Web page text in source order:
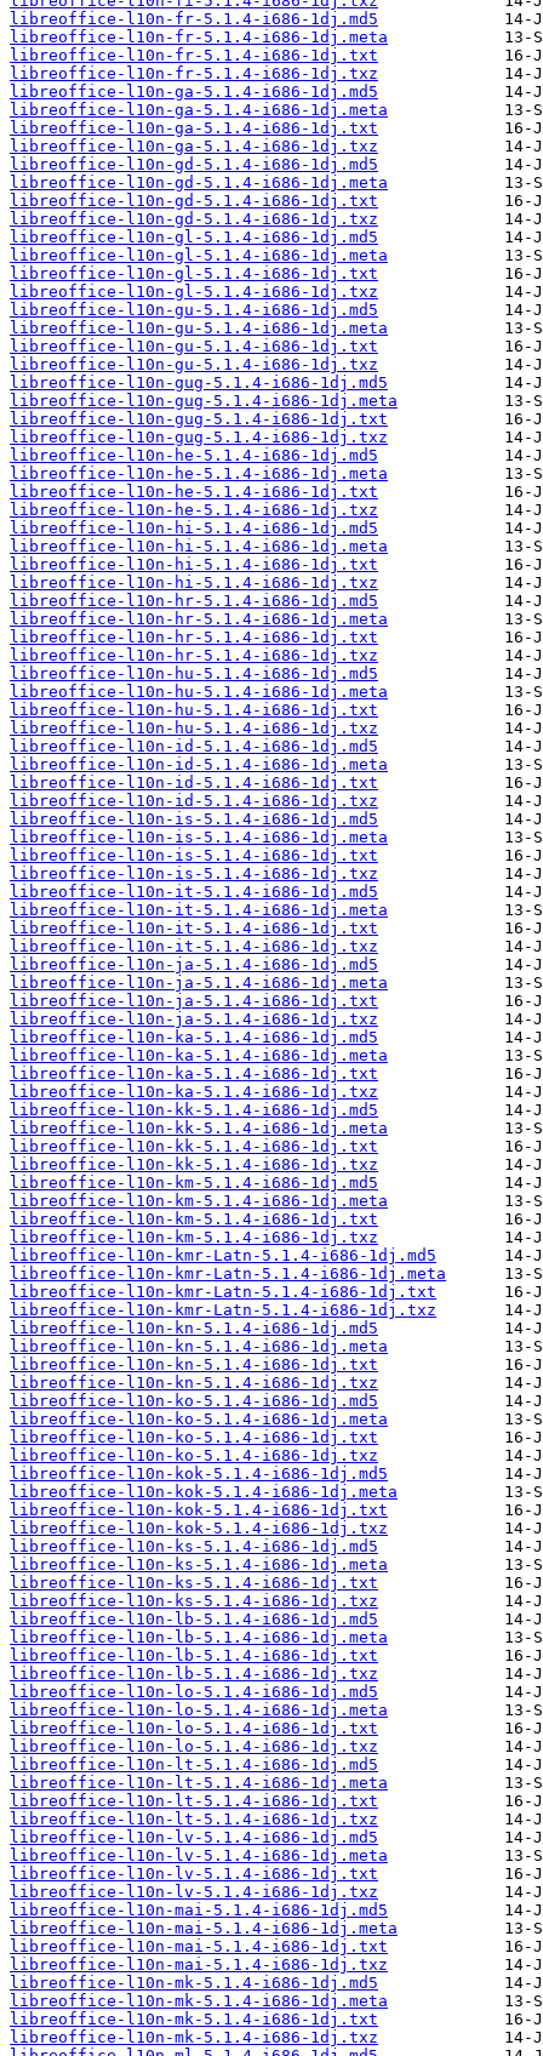
libreoffice-l10n-fr-5.1.4-i686-1dj.md5
libreoffice-l10n-fr-5.1.4-i686-1dj.meta
libreoffice-l10n-fr-5.1.4-i686-1dj.txt
libreoffice-l10n-fr-5.1.4-i686-1dj.txz
libreoffice-l10n-ga-5.1.4-i686-1dj.md5
libreoffice-l10n-ga-5.1.4-i686-1dj.meta
libreoffice-l10n-ga-5.1.4-i686-1dj.txt
libreoffice-l10n-ga-5.1.4-i686-1dj.txz
libreoffice-l10n-gd-5.1.4-i686-1dj.md5
libreoffice-l10n-gd-5.1.4-i686-1dj.meta
libreoffice-l10n-gd-5.1.4-i686-1dj.txt
libreoffice-l10n-gd-5.1.4-i686-1dj.txz
libreoffice-l10n-gl-5.1.4-i686-1dj.md5
libreoffice-l10n-gl-5.1.4-i686-1dj.meta
libreoffice-l10n-gl-5.1.4-i686-1dj.txt
libreoffice-l10n-gl-5.1.4-i686-1dj.txz
libreoffice-l10n-gu-5.1.4-i686-1dj.md5
libreoffice-l10n-gu-5.1.4-i686-1dj.meta
libreoffice-l10n-gu-5.1.4-i686-1dj.txt
libreoffice-l10n-gu-5.1.4-i686-1dj.txz
libreoffice-l10n-gug-5.1.4-i686-1dj.md5
libreoffice-l10n-gug-5.1.4-i686-1dj.meta
libreoffice-l10n-gug-5.1.4-i686-1dj.txt
libreoffice-l10n-gug-5.1.4-i686-1dj.txz
libreoffice-l10n-he-5.1.4-i686-1dj.md5
libreoffice-l10n-he-5.1.4-i686-1dj.meta
libreoffice-l10n-he-5.1.4-i686-1dj.txt
libreoffice-l10n-he-5.1.4-i686-1dj.txz
libreoffice-l10n-hi-5.1.4-i686-1dj.md5
libreoffice-l10n-hi-5.1.4-i686-1dj.meta
libreoffice-l10n-hi-5.1.4-i686-1dj.txt
libreoffice-l10n-hi-5.1.4-i686-1dj.txz
libreoffice-l10n-hr-5.1.4-i686-1dj.md5
libreoffice-l10n-hr-5.1.4-i686-1dj.meta
libreoffice-l10n-hr-5.1.4-i686-1dj.txt
libreoffice-l10n-hr-5.1.4-i686-1dj.txz
libreoffice-l10n-hu-5.1.4-i686-1dj.md5
libreoffice-l10n-hu-5.1.4-i686-1dj.meta
libreoffice-l10n-hu-5.1.4-i686-1dj.txt
libreoffice-l10n-hu-5.1.4-i686-1dj.txz
libreoffice-l10n-id-5.1.4-i686-1dj.md5
libreoffice-l10n-id-5.1.4-i686-1dj.meta
libreoffice-l10n-id-5.1.4-i686-1dj.txt
libreoffice-l10n-id-5.1.4-i686-1dj.txz
libreoffice-l10n-is-5.1.4-i686-1dj.md5
libreoffice-l10n-is-5.1.4-i686-1dj.meta
libreoffice-l10n-is-5.1.4-i686-1dj.txt
libreoffice-l10n-is-5.1.4-i686-1dj.txz
libreoffice-l10n-it-5.1.4-i686-1dj.md5
libreoffice-l10n-it-5.1.4-i686-1dj.meta
libreoffice-l10n-it-5.1.4-i686-1dj.txt
libreoffice-l10n-it-5.1.4-i686-1dj.txz
libreoffice-l10n-ja-5.1.4-i686-1dj.md5
libreoffice-l10n-ja-5.1.4-i686-1dj.meta
libreoffice-l10n-ja-5.1.4-i686-1dj.txt
libreoffice-l10n-ja-5.1.4-i686-1dj.txz
libreoffice-l10n-ka-5.1.4-i686-1dj.md5
libreoffice-l10n-ka-5.1.4-i686-1dj.meta
libreoffice-l10n-ka-5.1.4-i686-1dj.txt
libreoffice-l10n-ka-5.1.4-i686-1dj.txz
libreoffice-l10n-kk-5.1.4-i686-1dj.md5
libreoffice-l10n-kk-5.1.4-i686-1dj.meta
libreoffice-l10n-kk-5.1.4-i686-1dj.txt
libreoffice-l10n-kk-5.1.4-i686-1dj.txz
libreoffice-l10n-km-5.1.4-i686-1dj.md5
libreoffice-l10n-km-5.1.4-i686-1dj.meta
libreoffice-l10n-km-5.1.4-i686-1dj.txt
libreoffice-l10n-km-5.1.4-i686-1dj.txz
libreoffice-l10n-kmr-Latn-5.1.4-i686-1dj.md5
libreoffice-l10n-kmr-Latn-5.1.4-i686-1dj.meta
libreoffice-l10n-kmr-Latn-5.1.4-i686-1dj.txt
libreoffice-l10n-kmr-Latn-5.1.4-i686-1dj.txz
libreoffice-l10n-kn-5.1.4-i686-1dj.md5
libreoffice-l10n-kn-5.1.4-i686-1dj.meta
libreoffice-l10n-kn-5.1.4-i686-1dj.txt
libreoffice-l10n-kn-5.1.4-i686-1dj.txz
libreoffice-l10n-ko-5.1.4-i686-1dj.md5
libreoffice-l10n-ko-5.1.4-i686-1dj.meta
libreoffice-l10n-ko-5.1.4-i686-1dj.txt
libreoffice-l10n-ko-5.1.4-i686-1dj.txz
libreoffice-l10n-kok-5.1.4-i686-1dj.md5
libreoffice-l10n-kok-5.1.4-i686-1dj.meta
libreoffice-l10n-kok-5.1.4-i686-1dj.txt
libreoffice-l10n-kok-5.1.4-i686-1dj.txz
libreoffice-l10n-ks-5.1.4-i686-1dj.md5
libreoffice-l10n-ks-5.1.4-i686-1dj.meta
libreoffice-l10n-ks-5.1.4-i686-1dj.txt
libreoffice-l10n-ks-5.1.4-i686-1dj.txz
libreoffice-l10n-lb-5.1.4-i686-1dj.md5
libreoffice-l10n-lb-5.1.4-i686-1dj.meta
libreoffice-l10n-lb-5.1.4-i686-1dj.txt
libreoffice-l10n-lb-5.1.4-i686-1dj.txz
libreoffice-l10n-lo-5.1.4-i686-1dj.md5
libreoffice-l10n-lo-5.1.4-i686-1dj.meta
libreoffice-l10n-lo-5.1.4-i686-1dj.txt
libreoffice-l10n-lo-5.1.4-i686-1dj.txz
libreoffice-l10n-lt-5.1.4-i686-1dj.md5
libreoffice-l10n-lt-5.1.4-i686-1dj.meta
libreoffice-l10n-lt-5.1.4-i686-1dj.txt
libreoffice-l10n-lt-5.1.4-i686-1dj.txz
libreoffice-l10n-lv-5.1.4-i686-1dj.md5
libreoffice-l10n-lv-5.1.4-i686-1dj.meta
libreoffice-l10n-lv-5.1.4-i686-1dj.txt
libreoffice-l10n-lv-5.1.4-i686-1dj.txz
libreoffice-l10n-mai-5.1.4-i686-1dj.md5
libreoffice-l10n-mai-5.1.4-i686-1dj.meta
libreoffice-l10n-mai-5.1.4-i686-1dj.txt
libreoffice-l10n-mai-5.1.4-i686-1dj.txz
libreoffice-l10n-mk-5.1.4-i686-1dj.md5
libreoffice-l10n-mk-5.1.4-i686-1dj.meta
libreoffice-l10n-mk-5.1.4-i686-1dj.txt
libreoffice-l10n-mk-5.1.4-i686-1dj.txz